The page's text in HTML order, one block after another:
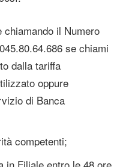
il Numero
se chiami
dalla tariffa
oppure
di Banca
competenti;